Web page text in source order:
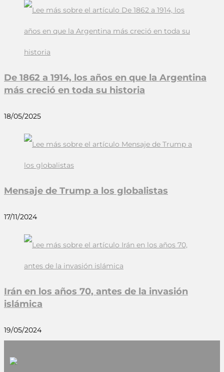
De 1862 a 1914, los años en que la Argentina
más creció en toda su historia
18/05/2025
Mensaje de Trump a los globalistas
17/11/2024
Irán en los años 70, antes de la invasión
islámica
19/05/2024